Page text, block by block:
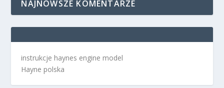
NAJNOWSZE KOMENTARZE
instrukcje haynes engine model
Hayne polska